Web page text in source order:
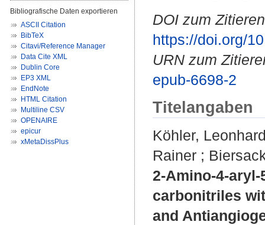
Bibliografische Daten exportieren
ASCII Citation
BibTeX
Citavi/Reference Manager
Data Cite XML
Dublin Core
EP3 XML
EndNote
HTML Citation
Multiline CSV
OPENAIRE
epicur
xMetaDissPlus
DOI zum
https://doi.org/
URN zum
epub-6698-2
Titelangaben
Köhler,
Rainer ;
2-Amino-4-
carbonitriles
and